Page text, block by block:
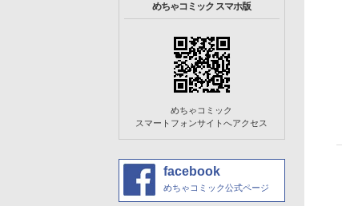
めちゃコミック スマホ版
めちゃコミック
スマートフォンサイトへアクセス
facebook
めちゃコミック公式ページ